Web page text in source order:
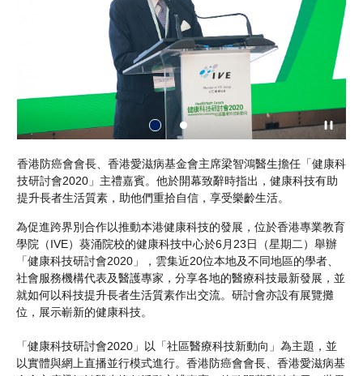
香港防癌會會長、香港愛滋病基金會主席梁智鴻醫生擔任「健康科
技研討會2020」主禮嘉賓。他於開幕致辭時指出，健康科技有助
提升長者生活質素，助他們重拾自信，享受樂齡生活。
為促進跨界別合作以推動本港健康科技的發展，位於香港專業教育
學院（IVE）葵涌院校的健康科技中心於6月23日（星期二）舉辦
「健康科技研討會2020」，雲集近20位本地及不同地區的學者、
社會服務機構代表及醫護專家，分享各地的醫療科技最新發展，並
就如何以科技提升長者生活質素作出交流。研討會亦設有展覽攤
位，展示嶄新的健康科技。
「健康科技研討會2020」以「社區醫療科技新動向」為主題，並
以實體與網上直播並行模式進行。香港防癌會會長、香港愛滋病基